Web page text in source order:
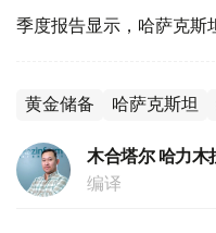
季度报告显示，哈萨克斯
黄金储备 哈萨克斯坦
木合塔尔 哈力木
编译